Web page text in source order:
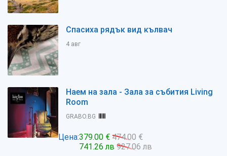
Спасиха рядък вид кълвач
4 авг
Наем на зала - Зала за събития Living
Room
GRABO.BG
Цена:379.00 € 474.00 €
741.26 лв 927.06 лв